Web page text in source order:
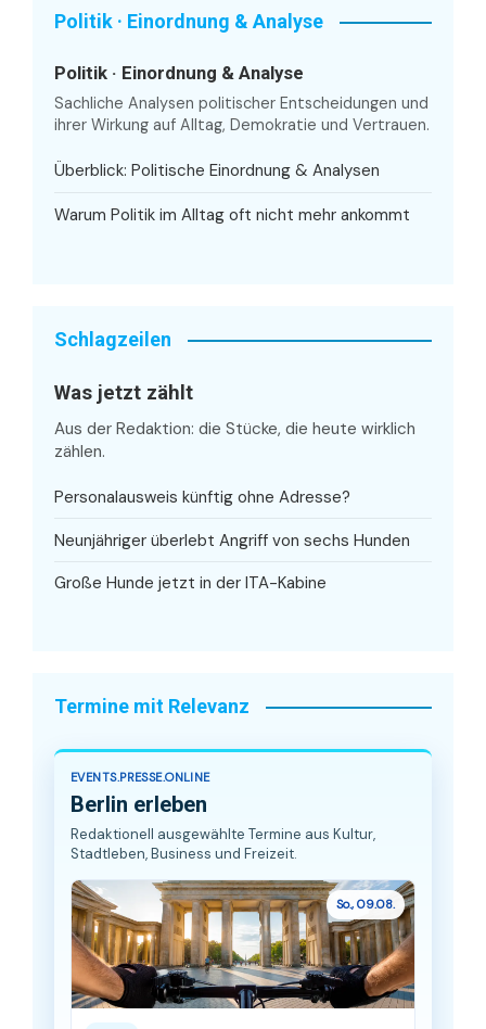
Politik · Einordnung & Analyse
Politik · Einordnung & Analyse
Sachliche Analysen politischer Entscheidungen und
ihrer Wirkung auf Alltag, Demokratie und Vertrauen.
Überblick: Politische Einordnung & Analysen
Warum Politik im Alltag oft nicht mehr ankommt
Schlagzeilen
Was jetzt zählt
Aus der Redaktion: die Stücke, die heute wirklich
zählen.
Personalausweis künftig ohne Adresse?
Neunjähriger überlebt Angriff von sechs Hunden
Große Hunde jetzt in der ITA-Kabine
Termine mit Relevanz
EVENTS.PRESSE.ONLINE
Berlin erleben
Redaktionell ausgewählte Termine aus Kultur,
Stadtleben, Business und Freizeit.
So., 09.08.